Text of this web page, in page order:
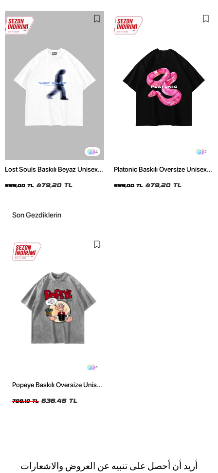
4
Lost Souls Baskılı Beyaz Unisex
599,00 TL 479,20 TL
2
Platonic Baskılı Oversize Unisex
599,00 TL 479,20 TL
Son Gezdiklerin
4
Popeye Baskılı Oversize Unisex
798,10 TL 638,48 TL
أريد أن أحصل على تنبيه عن العروض والاشعارات